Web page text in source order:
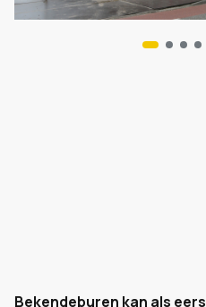
Bekendeburen kan als